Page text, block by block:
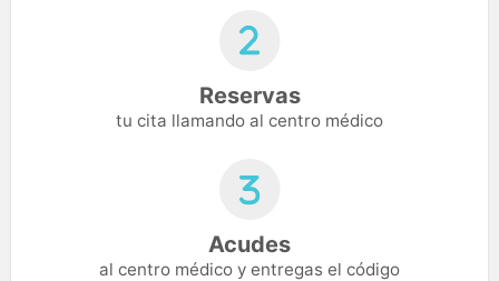
Reservas
tu cita llamando al centro médico
Acudes
al centro médico y entregas el código